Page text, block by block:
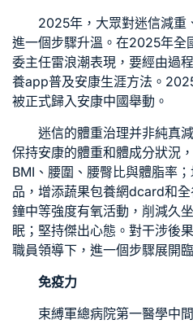
2025年，大眾對迷信減重
進一個步驟升溫。在2025年全
委主任雷浪潮表現，要經由過
養app普及安康生涯方法。
被正式歸入安康中國舉動。
迷信的體重治理并非純真
保持安康的體重和體成分狀況
BMI、腰圍、腰臀比與體脂率
品，增添蔬果包養網dcard和
鐘中等強度有氧活動，削減久
眠；堅持傑出心態。對干涉後
職員領導下，進一個步驟展開
免疫力
束縛軍總病院第一醫學中